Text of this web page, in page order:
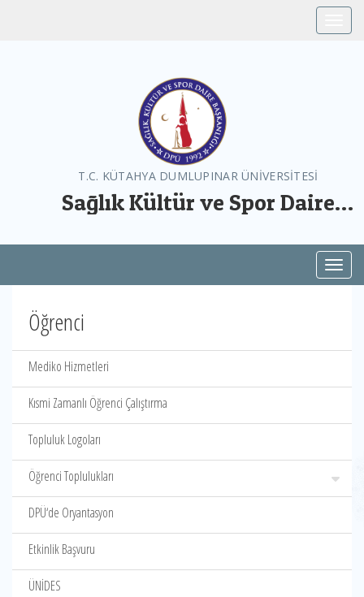
T.C. KÜTAHYA DUMLUPINAR ÜNİVERSİTESİ
Sağlık Kültür ve Spor Daire
Öğrenci
Mediko Hizmetleri
Kısmi Zamanlı Öğrenci Çalıştırma
Topluluk Logoları
Öğrenci Toplulukları
DPÜ‘de Oryantasyon
Etkinlik Başvuru
ÜNİDES